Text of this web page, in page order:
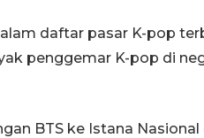
daftar pasar K-pop
penggemar K-pop di
BTS ke Istana